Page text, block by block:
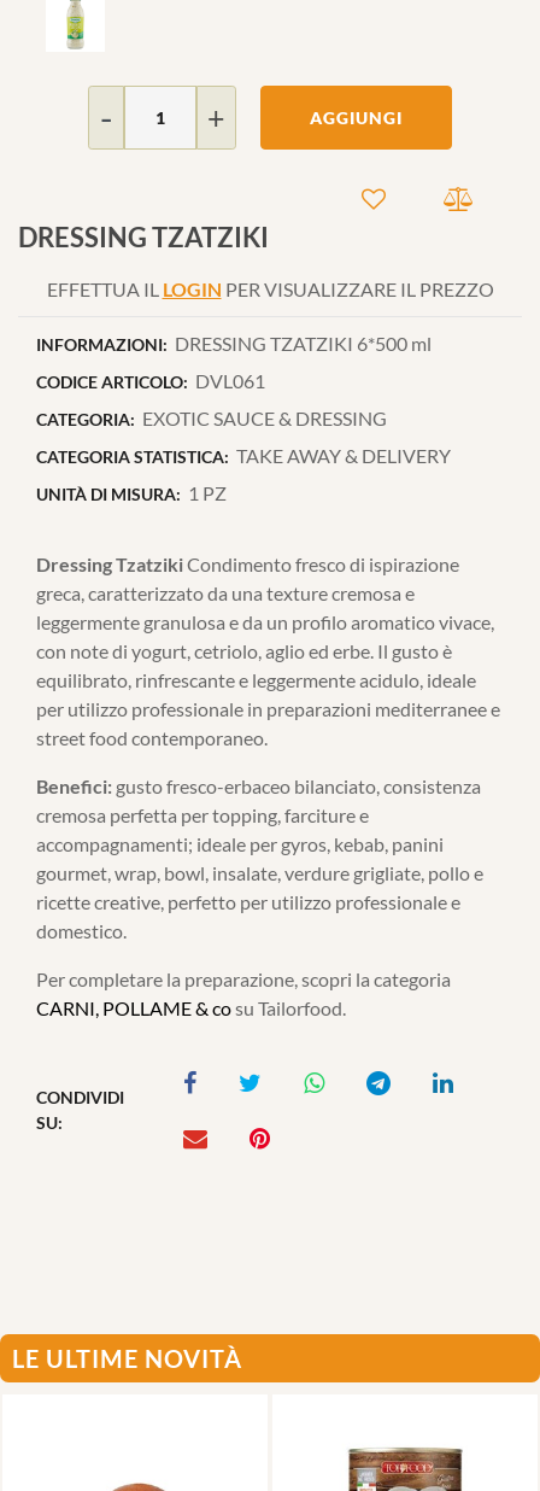
AGGIUNGI
DRESSING TZATZIKI
EFFETTUA IL LOGIN PER VISUALIZZARE IL PREZZO
INFORMAZIONI: DRESSING TZATZIKI 6*500 ml
CODICE ARTICOLO: DVL061
CATEGORIA: EXOTIC SAUCE & DRESSING
CATEGORIA STATISTICA: TAKE AWAY & DELIVERY
UNITÀ DI MISURA: 1 PZ
Dressing TzatzikiCondimento fresco di ispirazione
greca, caratterizzato da una texture cremosa e
leggermente granulosa e da un profilo aromatico vivace,
con note di yogurt, cetriolo, aglio ed erbe. Il gusto è
equilibrato, rinfrescante e leggermente acidulo, ideale
per utilizzo professionale in preparazioni mediterranee e
street food contemporaneo.
Benefici: gusto fresco-erbaceo bilanciato, consistenza
cremosa perfetta per topping, farciture e
accompagnamenti; ideale per gyros, kebab, panini
gourmet, wrap, bowl, insalate, verdure grigliate, pollo e
ricette creative, perfetto per utilizzo professionale e
domestico.
Per completare la preparazione, scopri la categoria
CARNI, POLLAME & cosu Tailorfood.
CONDIVIDI
SU:
LE ULTIME NOVITÀ